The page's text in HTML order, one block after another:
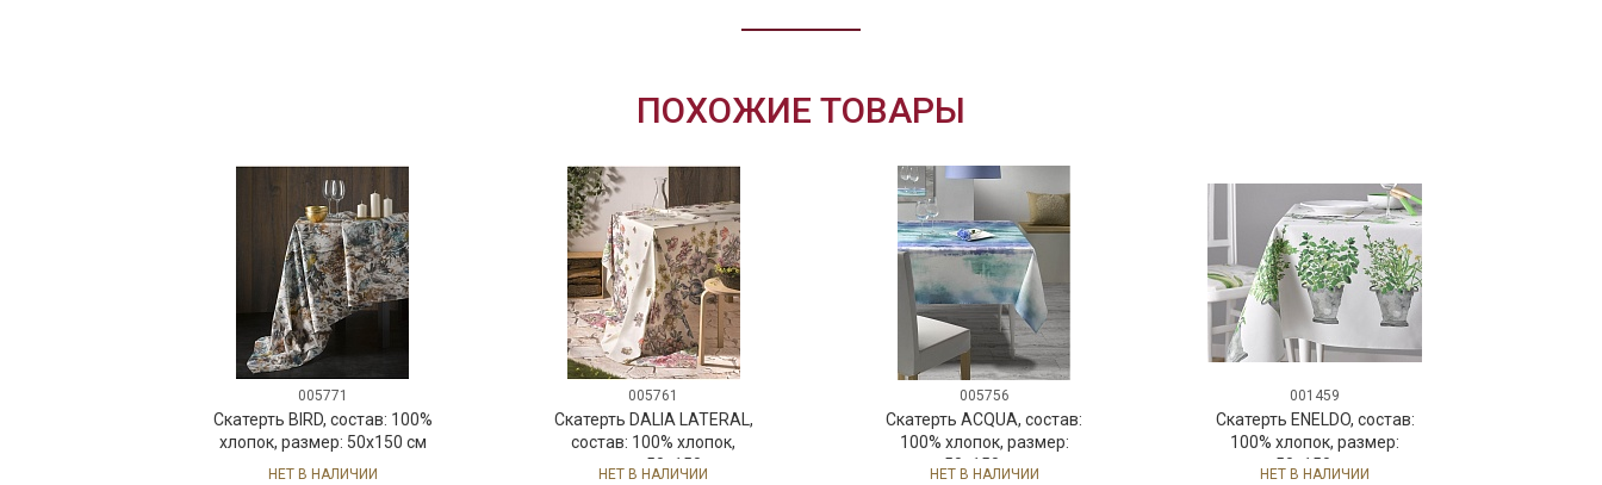
ПОХОЖИЕ ТОВАРЫ
005771
Скатерть BIRD, состав: 100%
хлопок, размер: 50х150 см
НЕТ В НАЛИЧИИ
005761
Скатерть DALIA LATERAL,
состав: 100% хлопок,
размер: 50х150 см
НЕТ В НАЛИЧИИ
005756
Скатерть ACQUA, состав:
100% хлопок, размер:
50х150 см
НЕТ В НАЛИЧИИ
001459
Скатерть ENELDO, состав:
100% хлопок, размер:
50х150 см
НЕТ В НАЛИЧИИ